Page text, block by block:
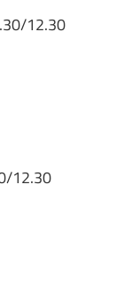
12.30
12.30